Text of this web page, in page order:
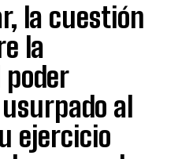
la cuestión
la
al
ejercicio